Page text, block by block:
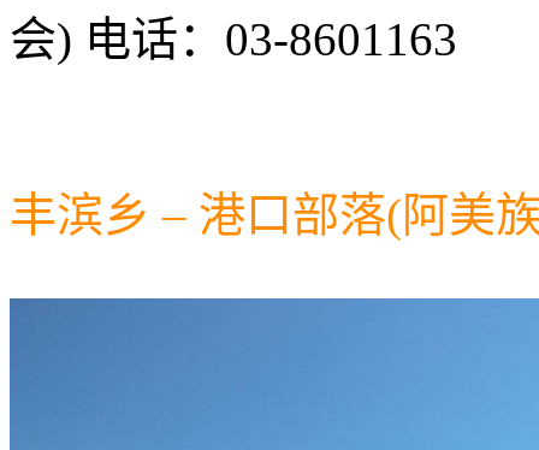
会) 电话：03-8601163
丰滨乡 – 港口部落(阿美